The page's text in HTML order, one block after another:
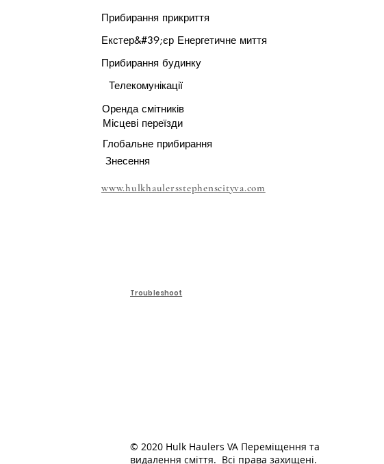
Прибирання прикриття
Екстер&#39;єр Енергетичне миття
Прибирання будинку
Телекомунікації
Оренда смітників
Місцеві переїзди
Глобальне прибирання
Знесення
www.hulkhaulersstephenscityva.com
© 2020 Hulk Haulers VA Переміщення та
видалення сміття. Всі права захищені.
Troubleshoot